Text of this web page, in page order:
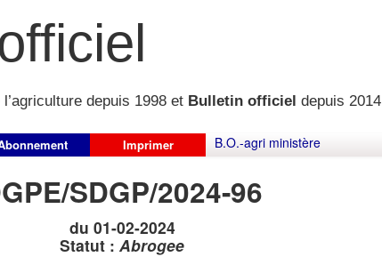
depuis 1998 et Bulletin officiel depuis 2014
Imprimer B.O.-agri ministère
SDGP/2024-96
du 01-02-2024
Statut : Abrogee